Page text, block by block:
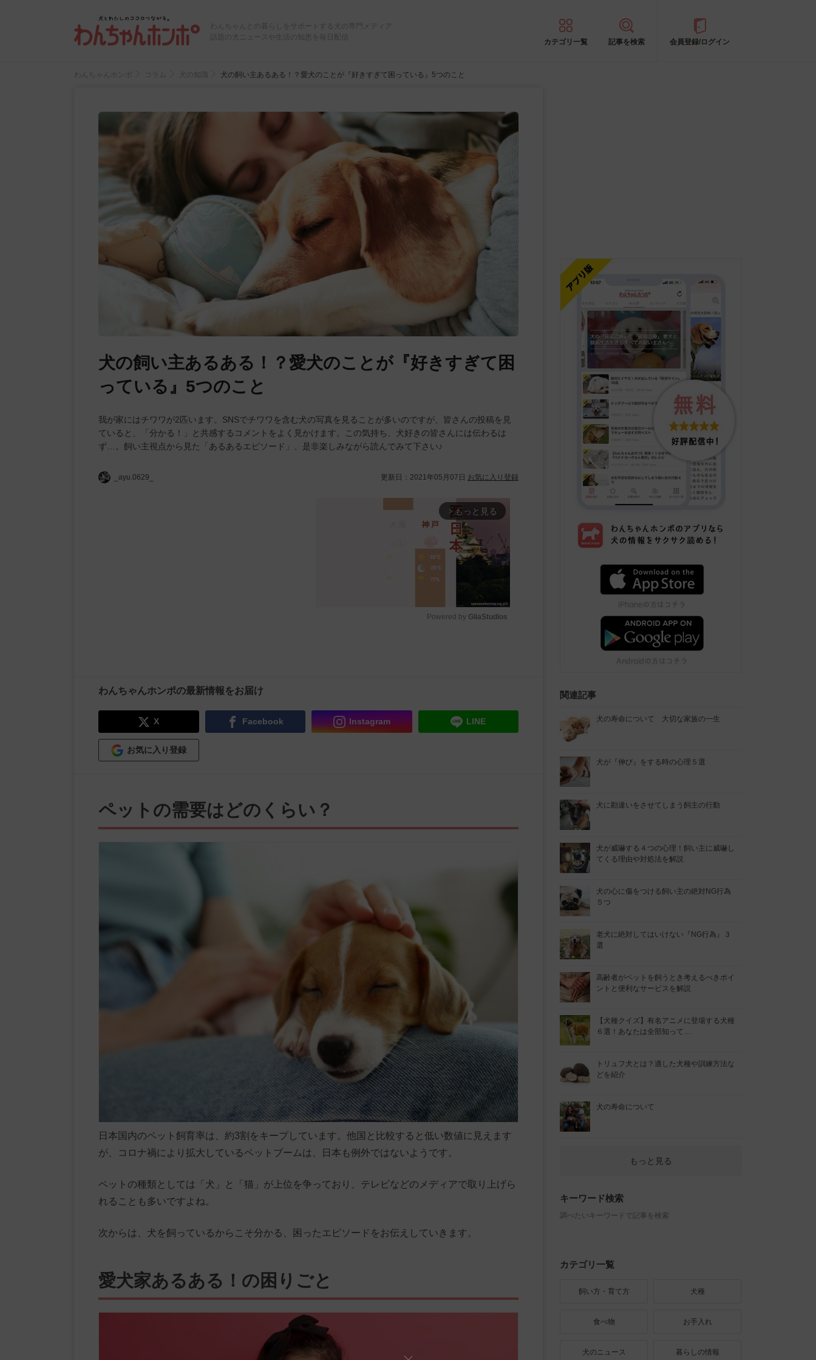
わんちゃんとの暮らしをサポートする犬の専門メディア
話題の犬ニュースや生活の知恵を毎日配信
カテゴリ一覧 記事を検索 会員登録/ログイン
わんちゃんホンポ コラム 犬の知識 犬の飼い主あるある！？愛犬のことが『好きすぎて困っている』5つのこと
犬の飼い主あるある！？愛犬のことが『好きすぎて困
っている』5つのこと
我が家にはチワワが2匹います。SNSでチワワを含む犬の写真を見ることが多いのですが、皆さんの投稿を見
ていると、「分かる！」と共感するコメントをよく見かけます。この気持ち、犬好きの皆さんには伝わるは
ず…。飼い主視点から見た「あるあるエピソード」、是非楽しみながら読んでみて下さい♪
_ayu.0629_ 更新日： 2021年05月07日 お気に入り登録
arrow_forward_ios もっと見る
Powered by GliaStudios
わんちゃんホンポの最新情報をお届け
X Facebook Instagram LINE
お気に入り登録
ペットの需要はどのくらい？
日本国内のペット飼育率は、約3割をキープしています。他国と比較すると低い数値に見えます
が、コロナ禍により拡大しているペットブームは、日本も例外ではないようです。
ペットの種類としては「犬」と「猫」が上位を争っており、テレビなどのメディアで取り上げら
れることも多いですよね。
次からは、犬を飼っているからこそ分かる、困ったエピソードをお伝えしていきます。
愛犬家あるある！の困りごと
関連記事
犬の寿命について 大切な家族の一生
犬が『伸び』をする時の心理５選
犬に勘違いをさせてしまう飼主の行動
犬が威嚇する４つの心理！飼い主に威嚇し
てくる理由や対処法を解説
犬の心に傷をつける飼い主の絶対NG行為
５つ
老犬に絶対してはいけない『NG行為』３
選
高齢者がペットを飼うとき考えるべきポイ
ントと便利なサービスを解説
【犬種クイズ】有名アニメに登場する犬種
６選！あなたは全部知って…
トリュフ犬とは？適した犬種や訓練方法な
どを紹介
犬の寿命について
もっと見る
キーワード検索
調べたいキーワードで記事を検索
カテゴリ一覧
飼い方・育て方 犬種
食べ物 お手入れ
犬のニュース 暮らしの情報